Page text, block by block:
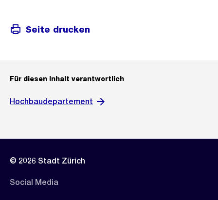
Seite drucken
Für diesen Inhalt verantwortlich
Hochbaudepartement
© 2026 Stadt Zürich
Social Media